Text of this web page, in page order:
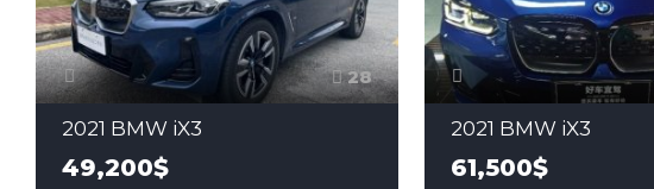
28
2021 BMW iX3
49,200$
2021 BMW iX3
61,500$